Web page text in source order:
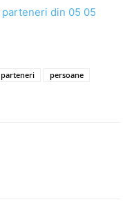
din 05 05
parteneri
persoane